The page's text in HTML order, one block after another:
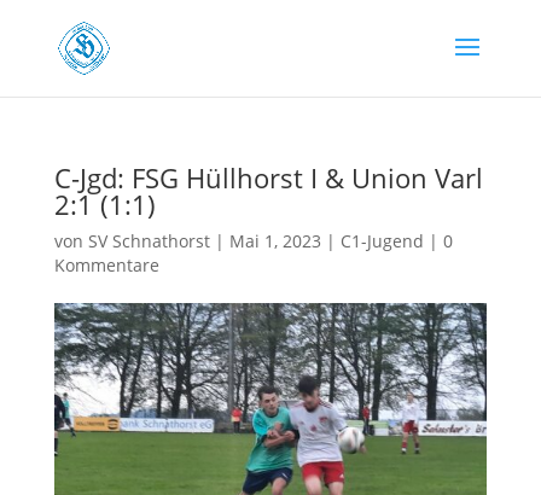
C-Jgd: FSG Hüllhorst I & Union Varl
2:1 (1:1)
von SV Schnathorst| Mai 1, 2023 | C1-Jugend | 0
Kommentare